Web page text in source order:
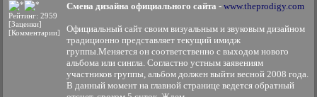
Рейтинг: 2959
[Заценки]
[Комментарии]
Cмена дизайна официального сайта - www.theprodigy.com
Официальный сайт своим визуальным и звуковым дизайном
традиционно представляет текущий имидж
группы.Меняется он соответственно с выходом нового
альбома или сингла. Согластно устным заявениям
участников группы, альбом должен выйти весной 2008 года.
В данный момент на главной странице ведется обратный